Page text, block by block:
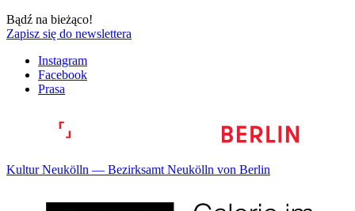
Bądź na bieżąco!
Zapisz się do newslettera
Instagram
Facebook
Prasa
Kultur Neukölln — Bezirksamt Neukölln von Berlin